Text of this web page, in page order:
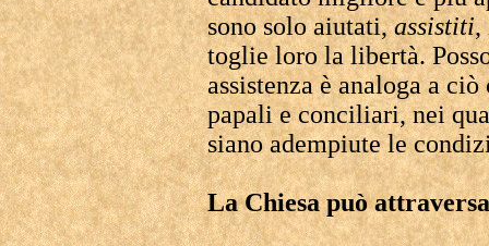
sono solo aiutati,assistiti,
toglie loro la libertà.
assistenza è analoga a
papali e conciliari, nei
siano adempiute le
La Chiesa può